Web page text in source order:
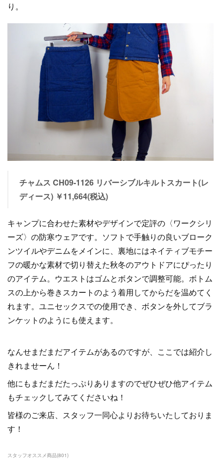
り。
チャムス CH09-1126 リバーシブルキルトスカート(レ
ディース) ￥11,664(税込)
キャンプに合わせた素材やデザインで定評の〈ワークシリ
ーズ〉の防寒ウェアです。ソフトで手触りの良いブローク
ンツイルやデニムをメインに、裏地にはネイティブモチー
フの暖かな素材で切り替えた秋冬のアウトドアにぴったり
のアイテム。ウエストはゴムとボタンで調整可能。ボトム
スの上から巻きスカートのよう着用してからだを温めてく
れます。ユニセックスでの使用でき、ボタンを外してブラ
ンケットのようにも使えます。
なんせまだまだアイテムがあるのですが、ここでは紹介し
きれませーん！
他にもまだまだたっぷりありますのでぜひぜひ他アイテム
もチェックしてみてくださいね！
皆様のご来店、スタッフ一同心よりお待ちいたしておりま
す！
スタッフオススメ商品(801)